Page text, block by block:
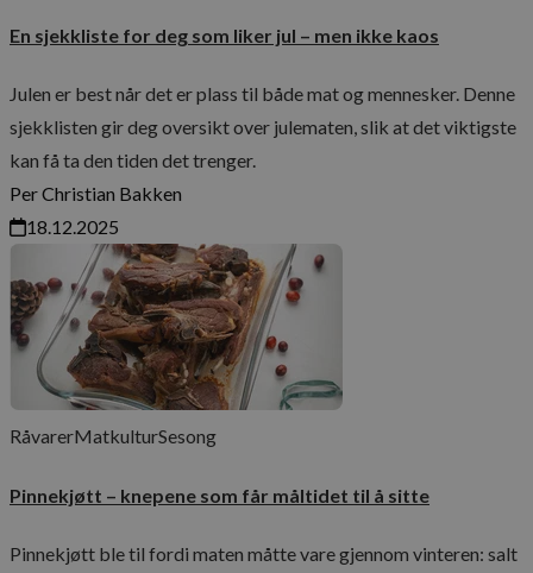
En sjekkliste for deg som liker jul – men ikke kaos
Julen er best når det er plass til både mat og mennesker. Denne
sjekklisten gir deg oversikt over julematen, slik at det viktigste
kan få ta den tiden det trenger.
Per Christian Bakken
18.12.2025
RåvarerMatkulturSesong
Pinnekjøtt – knepene som får måltidet til å sitte
Pinnekjøtt ble til fordi maten måtte vare gjennom vinteren: salt